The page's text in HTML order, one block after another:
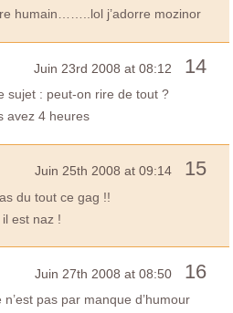
humain……..lol j’adorre mozinor
Juin 23rd 2008 at 08:12 14
sujet : peut-on rire de tout ?
avez 4 heures
Juin 25th 2008 at 09:14 15
du tout ce gag !!
il est naz !
Juin 27th 2008 at 08:50 16
pas par manque d’humour